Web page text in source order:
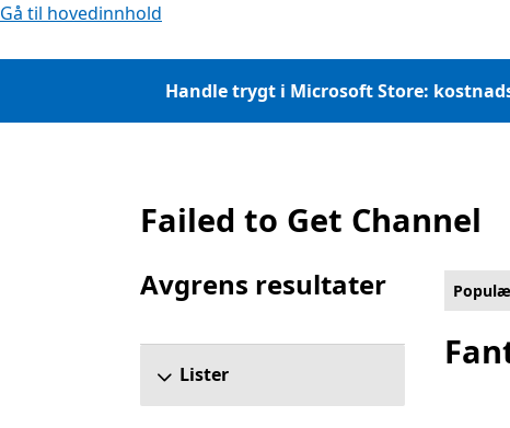
Gå til hovedinnhold
Handle trygt i Microsoft Store:
Liste Microsoft.com
Failed to Get Channel
Avgrens resultater
Hopp over delen Begrens resultater
Lister